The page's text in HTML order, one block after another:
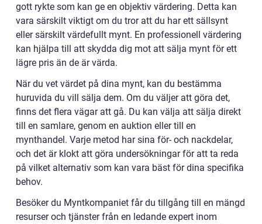
gott rykte som kan ge en objektiv värdering. Detta kan
vara särskilt viktigt om du tror att du har ett sällsynt
eller särskilt värdefullt mynt. En professionell värdering
kan hjälpa till att skydda dig mot att sälja mynt för ett
lägre pris än de är värda.
När du vet värdet på dina mynt, kan du bestämma
huruvida du vill sälja dem. Om du väljer att göra det,
finns det flera vägar att gå. Du kan välja att sälja direkt
till en samlare, genom en auktion eller till en
mynthandel. Varje metod har sina för- och nackdelar,
och det är klokt att göra undersökningar för att ta reda
på vilket alternativ som kan vara bäst för dina specifika
behov.
Besöker du Myntkompaniet får du tillgång till en mängd
resurser och tjänster från en ledande expert inom